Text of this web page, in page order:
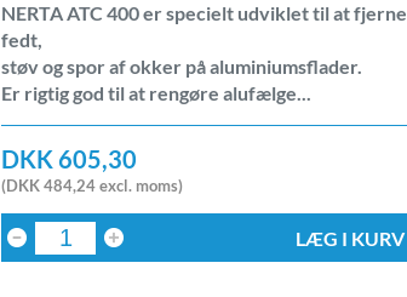
NERTA ATC 400 er specielt udviklet til at fjerne
fedt,
støv og spor af okker på aluminiumsflader.
Er rigtig god til at rengøre alufælge...
DKK 605,30
(DKK 484,24 excl. moms)
LÆG I KURV